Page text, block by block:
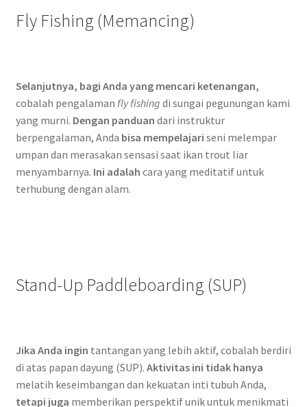
Fly Fishing (Memancing)
Selanjutnya, bagi Anda yang mencari ketenangan,
cobalah pengalaman fly fishing di sungai pegunungan kami
yang murni. Dengan panduan dari instruktur
berpengalaman, Anda bisa mempelajari seni melempar
umpan dan merasakan sensasi saat ikan trout liar
menyambarnya. Ini adalah cara yang meditatif untuk
terhubung dengan alam.
Stand-Up Paddleboarding (SUP)
Jika Anda ingin tantangan yang lebih aktif, cobalah berdiri
di atas papan dayung (SUP). Aktivitas ini tidak hanya
melatih keseimbangan dan kekuatan inti tubuh Anda,
tetapi juga memberikan perspektif unik untuk menikmati